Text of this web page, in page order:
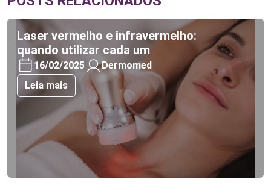
Laser vermelho e infravermelho:
quando utilizar cada um
16/02/2025
Dermomed
Leia mais